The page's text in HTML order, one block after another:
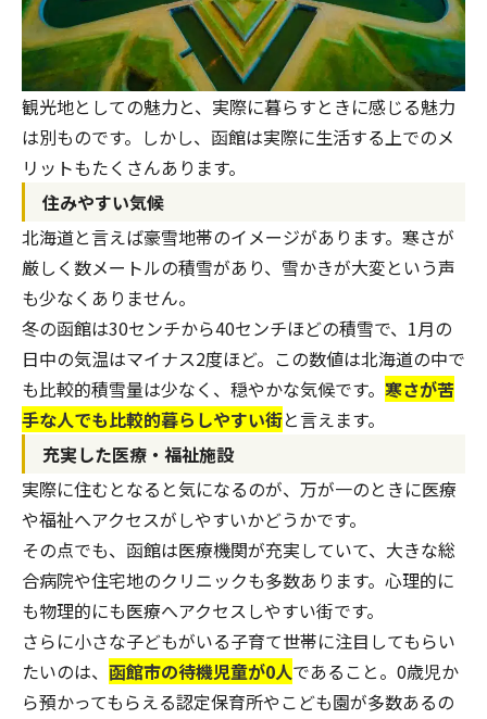
観光地としての魅力と、実際に暮らすときに感じる魅力
は別ものです。しかし、函館は実際に生活する上でのメ
リットもたくさんあります。
住みやすい気候
北海道と言えば豪雪地帯のイメージがあります。寒さが
厳しく数メートルの積雪があり、雪かきが大変という声
も少なくありません。
冬の函館は30センチから40センチほどの積雪で、1月の
日中の気温はマイナス2度ほど。この数値は北海道の中で
も比較的積雪量は少なく、穏やかな気候です。 寒さが苦
手な人でも比較的暮らしやすい街と言えます。
充実した医療・福祉施設
実際に住むとなると気になるのが、万が一のときに医療
や福祉へアクセスがしやすいかどうかです。
その点でも、函館は医療機関が充実していて、大きな総
合病院や住宅地のクリニックも多数あります。心理的に
も物理的にも医療へアクセスしやすい街です。
さらに小さな子どもがいる子育て世帯に注目してもらい
たいのは、 函館市の待機児童が0人であること。0歳児か
ら預かってもらえる認定保育所やこども園が多数あるの